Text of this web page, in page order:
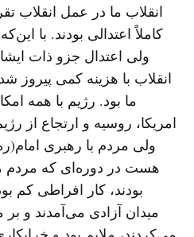
انقلاب ما در عمل انقلاب
کاملاً اعتدالی بودند. با
ولی اعتدال جزو ذات
انقلاب با هزینه کمی پیروز
ما بود. رژیم با همه
امریکا، روسیه و ارتجاع از
ولی مردم با رهبری
هست در دوره‌ای که مردم
بودند، کار افراطی کم
میدان آزادی می‌آمدند و